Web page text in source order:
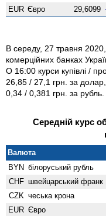
EUR Євро 29,6099
В середу, 27 травня
комерційних банках
О 16:00 курси купівлі /
26,85 / 27,1 грн. за
0,34 / 0,381 грн. за рубль.
Середній курс
Валюта
BYN білоруський рубль
CHF швейцарський франк
CZK чеська крона
EUR Євро